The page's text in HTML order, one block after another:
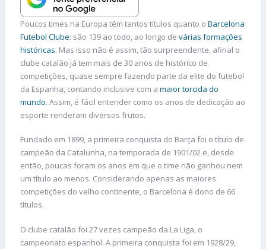
Poucos times na Europa têm tantos títulos quanto o Barcelona
Futebol Clube: são 139 ao todo, ao longo de várias formações
históricas. Mas isso não é assim, tão surpreendente, afinal o
clube catalão já tem mais de 30 anos de histórico de
competições, quase sempre fazendo parte da elite do futebol
da Espanha, contando inclusive com a maior torcida do
mundo. Assim, é fácil entender como os anos de dedicação ao
esporte renderam diversos frutos.
Fundado em 1899, a primeira conquista do Barça foi o título de
campeão da Catalunha, na temporada de 1901/02 e, desde
então, poucas foram os anos em que o time não ganhou nem
um título ao menos. Considerando apenas as maiores
competições do velho continente, o Barcelona é dono de 66
títulos.
O clube catalão foi 27 vezes campeão da La Liga, o
campeonato espanhol. A primeira conquista foi em 1928/29,